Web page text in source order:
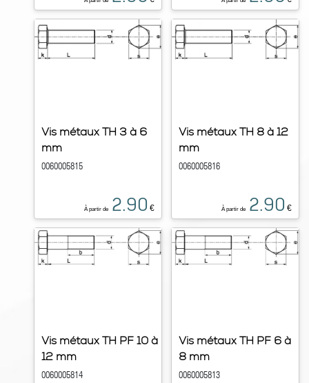
Vis métaux TH 3 à 6
mm
0060005815
À partir de 2.90 €
Vis métaux TH 8 à 12
mm
0060005816
À partir de 2.90 €
Vis métaux TH PF 10 à
12 mm
0060005814
Vis métaux TH PF 6 à
8 mm
0060005813